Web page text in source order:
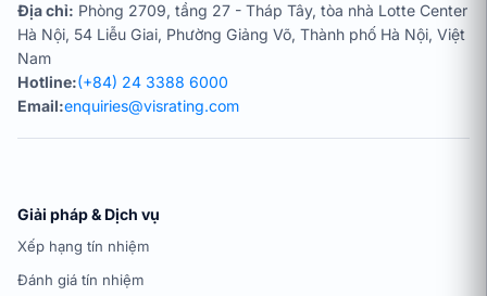
Địa chỉ: Phòng 2709, tầng 27 - Tháp Tây, tòa nhà Lotte Center
Hà Nội, 54 Liễu Giai, Phường Giảng Võ, Thành phố Hà Nội, Việt
Nam
Hotline:(+84) 24 3388 6000
Email:enquiries@visrating.com
Giải pháp & Dịch vụ
Xếp hạng tín nhiệm
Đánh giá tín nhiệm